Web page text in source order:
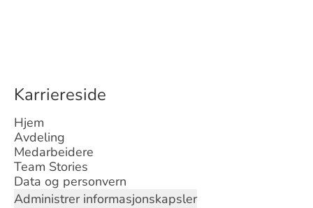
Karriereside
Hjem
Avdeling
Medarbeidere
Team Stories
Data og personvern
Administrer informasjonskapsler